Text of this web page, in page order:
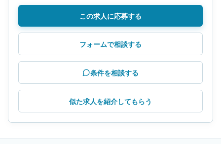
この求人に応募する
フォームで相談する
条件を相談する
似た求人を紹介してもらう